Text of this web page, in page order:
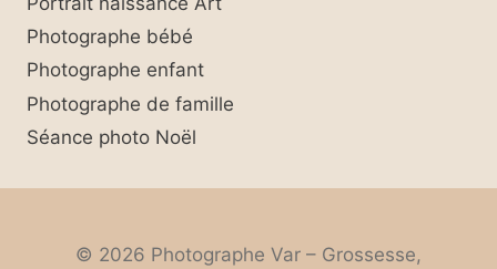
Photographe bébé
Photographe enfant
Photographe de famille
Séance photo Noël
© 2026 Photographe Var – Grossesse,